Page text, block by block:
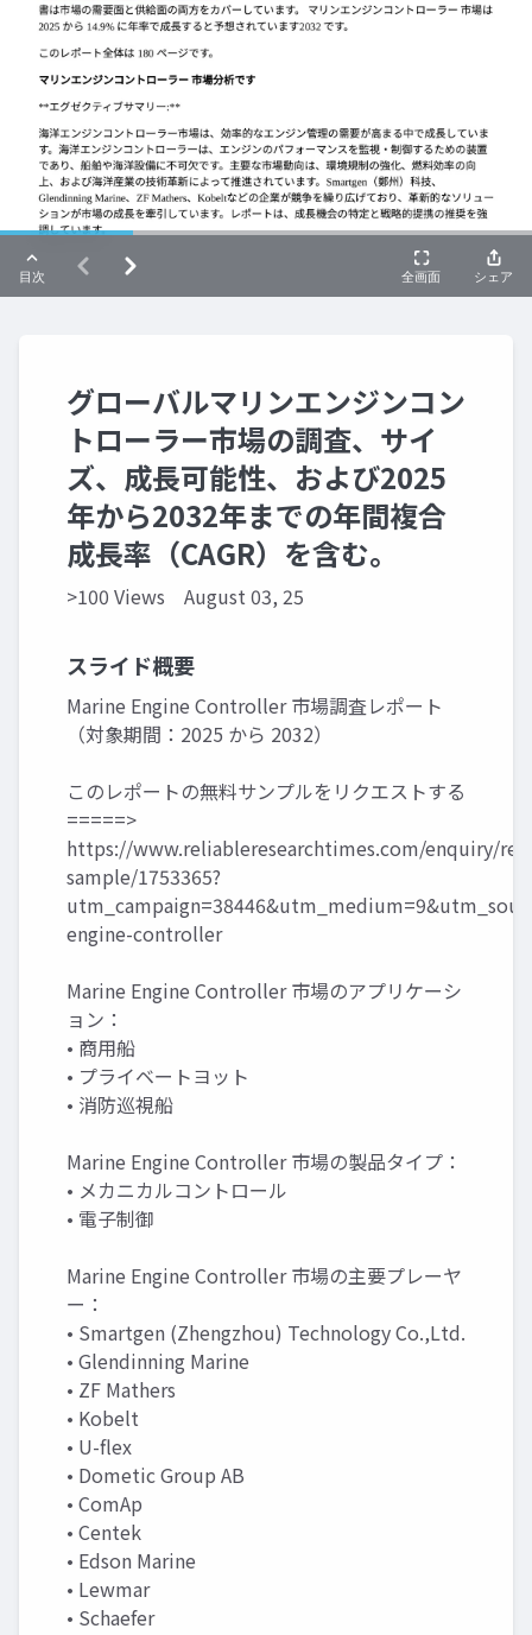
グローバルマリンエンジンコン
トローラー市場の調査、サイ
ズ、成長可能性、および2025
年から2032年までの年間複合
成長率（CAGR）を含む。
>100 Views August 03, 25
スライド概要
Marine Engine Controller 市場調査レポート
（対象期間：2025 から 2032）
このレポートの無料サンプルをリクエストする
=====>
https://www.reliableresearchtimes.com/enquiry/
sample/1753365?
engine-controller
Marine Engine Controller 市場のアプリケーシ
ョン：
• 商用船
• プライベートヨット
• 消防巡視船
Marine Engine Controller 市場の製品タイプ：
• メカニカルコントロール
• 電子制御
Marine Engine Controller 市場の主要プレーヤ
ー：
• Smartgen (Zhengzhou) Technology Co.,Ltd.
• Glendinning Marine
• ZF Mathers
• Kobelt
• U-flex
• Dometic Group AB
• ComAp
• Centek
• Edson Marine
• Lewmar
• Schaefer